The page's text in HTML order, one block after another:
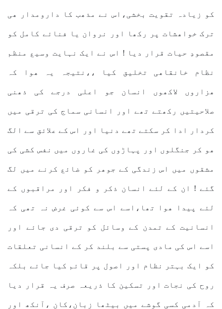
کو زیادہ تقویت بخشی،اس نے مذھب کا دارومدار ھی
ترک خواھشات پر رکھا اور نروان یا فنائے کامل کو
مقصودِ حیات قرار دیا ! اس نے ایک نہایت وسیع منظم
نظام خانقاھی تخلیق کیا ،،نتیجہ یہ ھوا کہ
ھزاروں لاکھوں انسان جو اعلی درجے کی ذھنی
صلاحیتیں رکھتے تھے اور انسانی سماج کی ترقی میں
کردار ادا کر سکتے تھے دنیا اور اس کے علائق سے الگ
ھو کر جنگلوں اور پہاڑوں کی غاروں میں نفس کشی کی
مشقوں میں اس زندگی کے جوھر کو ضائع کرنے میں لگ
گئے ! ان کے لئے انسان ذکر و فکر اور مراقبوں کے
لئے پیدا ھوا تھا،اسے اس سے کوئی غرض نہ تھی کہ
انسانیت کے تمدن کے وسائل کو ترقی دی جائے اور
اسے اس کی مادی پستی سے بلند کر کے انسانی تعلقات
کو ایک بہتر نظام اور اصول پر قائم کیا جائے بلکہ
روح کی نجات اور تسکین کا ذریعہ صرف یہ قرار دیا
کہ آدمی کسی گوشے میں بیٹھا زبان،کان ،آنکھ اور